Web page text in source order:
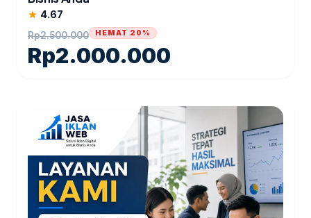
star 4.67
Rp2.500.000
Rp2.000.000
HEMAT 20%